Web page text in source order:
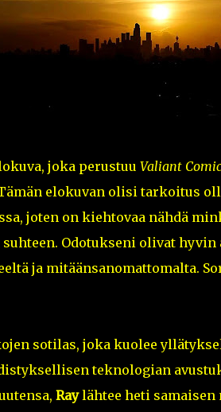
joka perustuu Valiant
elokuvan olisi tarkoitus
joten on kiehtovaa nähdä
Odotukseni olivat
ja mitäänsanomattomalta.
sotilas, joka kuolee
teknologian
Raylähtee heti samaisen